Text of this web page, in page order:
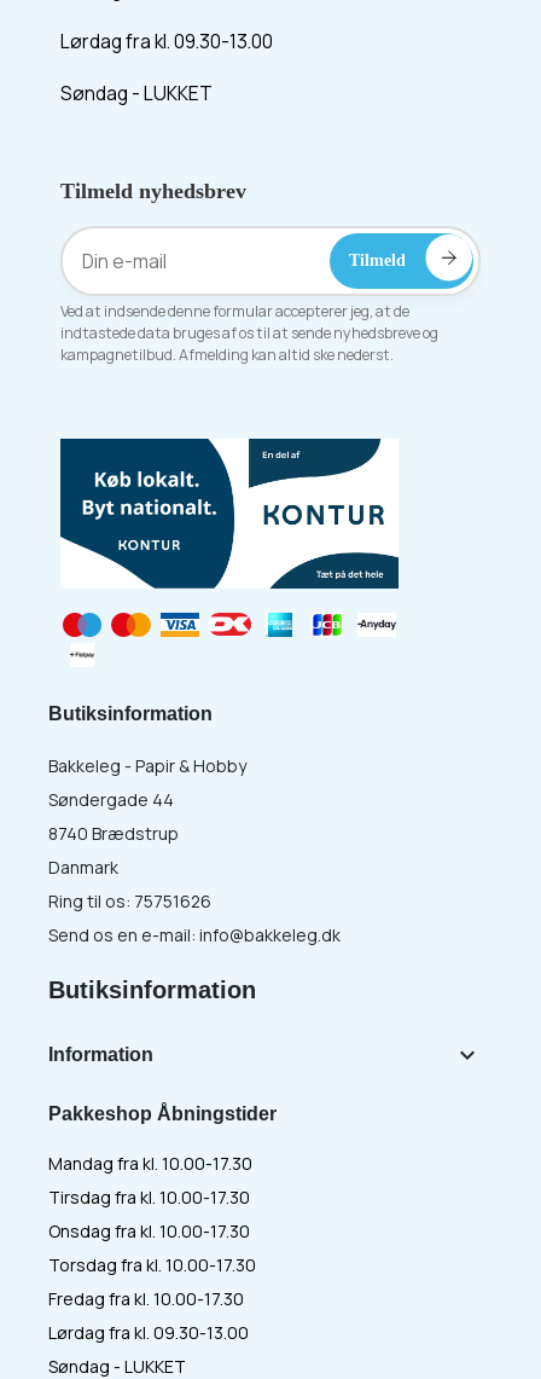
Lørdag fra kl. 09.30-13.00
Søndag - LUKKET
Tilmeld nyhedsbrev
Ved at indsende denne formular accepterer jeg, at de
indtastede data bruges af os til at sende nyhedsbreve og
kampagnetilbud. Afmelding kan altid ske nederst.
Pakkeshop Åbningstider
Mandag fra kl. 10.00-17.30
Tirsdag fra kl. 10.00-17.30
Onsdag fra kl. 10.00-17.30
Torsdag fra kl. 10.00-17.30
Fredag fra kl. 10.00-17.30
Lørdag fra kl. 09.30-13.00
Søndag - LUKKET
Butiksinformation
Bakkeleg - Papir & Hobby
Søndergade 44
8740 Brædstrup
Danmark
Ring til os: 75751626
Send os en e-mail: info@bakkeleg.dk
Butiksinformation
Information 